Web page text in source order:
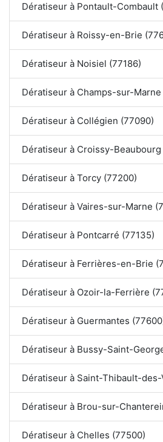
Dératiseur à Pontault-Combault
Dératiseur à Roissy-en-Brie
Dératiseur à Noisiel (77186)
Dératiseur à Champs-sur-
Dératiseur à Collégien (77090)
Dératiseur à Croissy-Beaubourg
Dératiseur à Torcy (77200)
Dératiseur à Vaires-sur-Marne
Dératiseur à Pontcarré (77135)
Dératiseur à Ferrières-en-Brie
Dératiseur à Ozoir-la-Ferrière
Dératiseur à Guermantes
Dératiseur à Bussy-Saint-
Dératiseur à Saint-Thibault-
Dératiseur à Brou-sur-
Dératiseur à Chelles (77500)